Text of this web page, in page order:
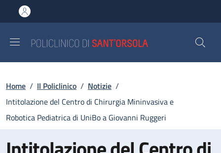
al contenuto principale
to footer content
Briciole di pane
Home / Il Policlinico / Notizie /
Intitolazione del Centro di Chirurgia Mininvasiva e
Robotica Pediatrica di UniBo a Giovanni Ruggeri